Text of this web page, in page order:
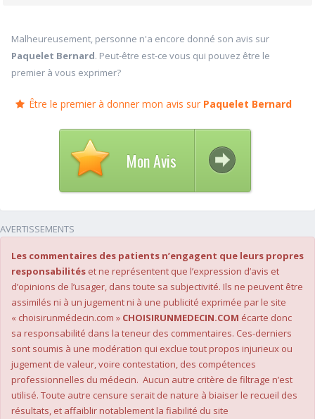
Malheureusement, personne n'a encore donné son avis sur
Paquelet Bernard. Peut-être est-ce vous qui pouvez être le
premier à vous exprimer?
Être le premier à donner mon avis sur Paquelet Bernard
Mon Avis
AVERTISSEMENTS
Les commentaires des patients n’engagent que leurs propres
responsabilités et ne représentent que l’expression d’avis et
d’opinions de l’usager, dans toute sa subjectivité. Ils ne peuvent être
assimilés ni à un jugement ni à une publicité exprimée par le site
« choisirunmédecin.com » CHOISIRUNMEDECIN.COM écarte donc
sa responsabilité dans la teneur des commentaires. Ces-derniers
sont soumis à une modération qui exclue tout propos injurieux ou
jugement de valeur, voire contestation, des compétences
professionnelles du médecin. Aucun autre critère de filtrage n’est
utilisé. Toute autre censure serait de nature à biaiser le recueil des
résultats, et affaiblir notablement la fiabilité du site